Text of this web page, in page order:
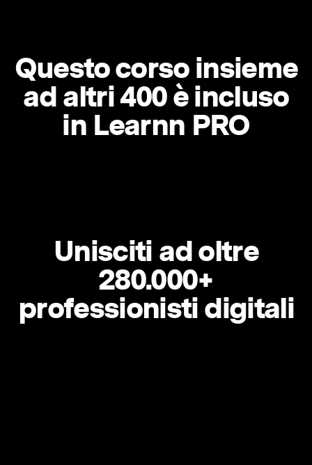
Questo corso insieme
ad altri 400 è incluso
in Learnn PRO
Unisciti ad oltre
280.000+
professionisti digitali